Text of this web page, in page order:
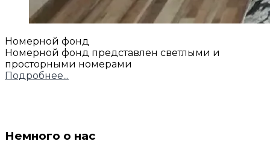
Номерной фонд
Номерной фонд представлен светлыми и
просторными номерами
Подробнее...
Немного о нас